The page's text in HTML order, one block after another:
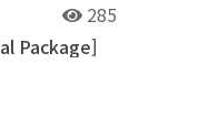
285
Package]